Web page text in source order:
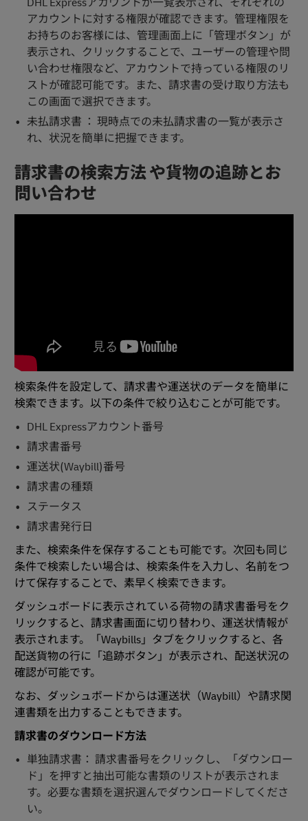
アカウントに対する権限が確認できます。管理権限を
お持ちのお客様には、管理画面上に「管理ボタン」が
表示され、クリックすることで、ユーザーの管理や問
い合わせ権限など、アカウントで持っている権限のリ
ストが確認可能です。また、請求書の受け取り方法も
この画面で選択できます。
未払請求書 ： 現時点での未払請求書の一覧が表示さ
れ、状況を簡単に把握できます。
請求書の検索方法 や貨物の追跡とお
問い合わせ
検索条件を設定して、請求書や運送状のデータを簡単に
検索できます。以下の条件で絞り込むことが可能です。
DHL Expressアカウント番号
請求書番号
運送状(Waybill)番号
請求書の種類
ステータス
請求書発行日
また、検索条件を保存することも可能です。次回も同じ
条件で検索したい場合は、検索条件を入力し、名前をつ
けて保存することで、素早く検索できます。
ダッシュボードに表示されている荷物の請求書番号をク
リックすると、請求書画面に切り替わり、運送状情報が
表示されます。「Waybills」タブをクリックすると、各
配送貨物の行に「追跡ボタン」が表示され、配送状況の
確認が可能です。
なお、ダッシュボードからは運送状（Waybill）や請求関
連書類を出力することもできます。
請求書のダウンロード方法
単独請求書： 請求書番号をクリックし、「ダウンロー
ド」を押すと抽出可能な書類のリストが表示されま
す。必要な書類を選択選んでダウンロードしてくださ
い。